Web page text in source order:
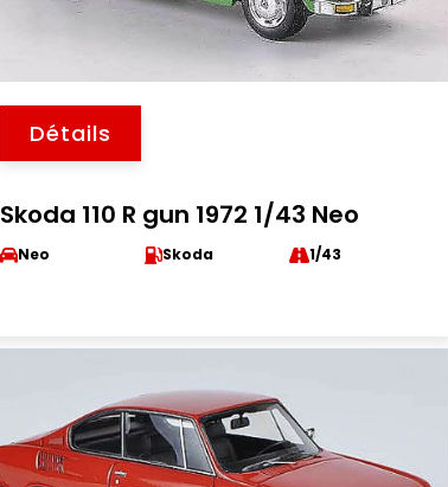
Détails
Skoda 110 R gun 1972 1/43 Neo
Neo Skoda 1/43